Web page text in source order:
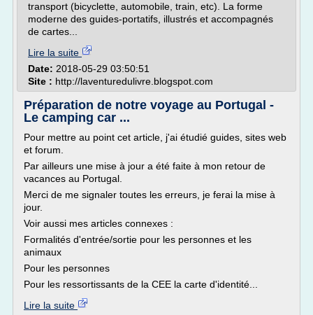
transport (bicyclette, automobile, train, etc). La forme
moderne des guides-portatifs, illustrés et accompagnés
de cartes...
Lire la suite
Date: 2018-05-29 03:50:51
Site : http://laventuredulivre.blogspot.com
Préparation de notre voyage au Portugal -
Le camping car ...
Pour mettre au point cet article, j'ai étudié guides, sites web
et forum.
Par ailleurs une mise à jour a été faite à mon retour de
vacances au Portugal.
Merci de me signaler toutes les erreurs, je ferai la mise à
jour.
Voir aussi mes articles connexes :
Formalités d'entrée/sortie pour les personnes et les
animaux
Pour les personnes
Pour les ressortissants de la CEE la carte d'identité...
Lire la suite